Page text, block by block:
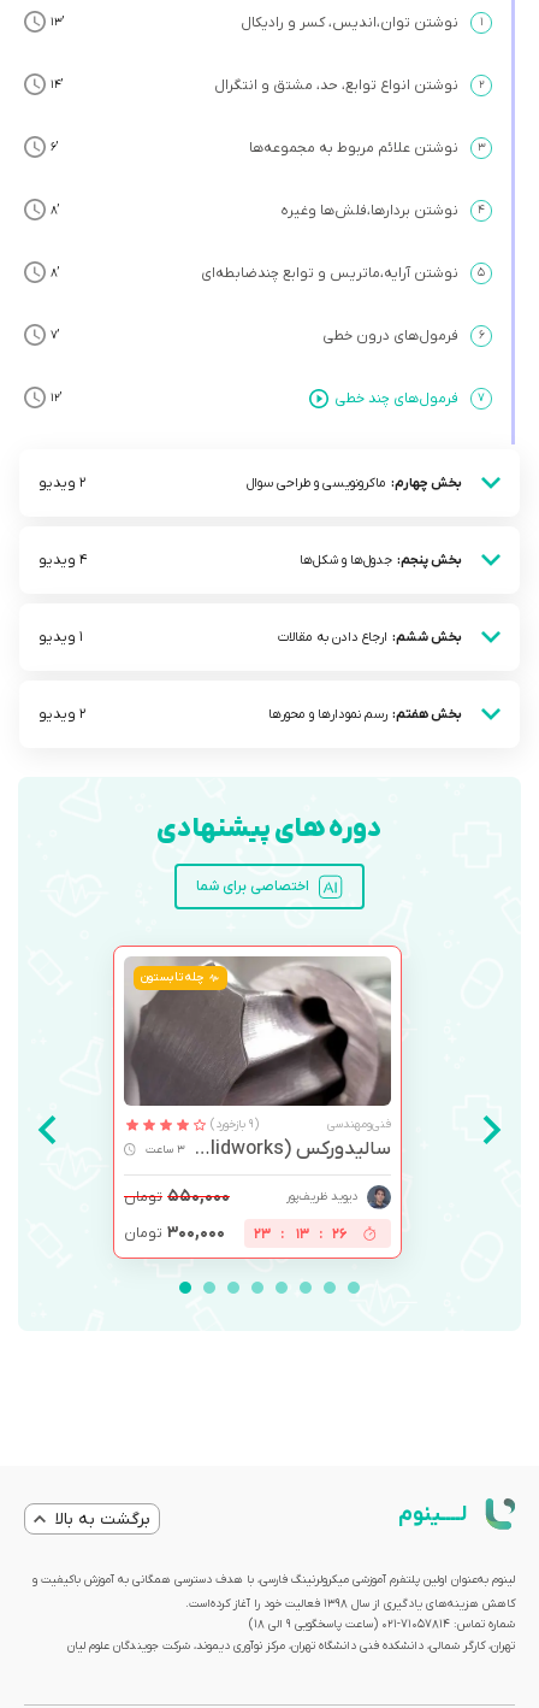
۱ نوشتن توان،اندیس، کسر و رادیکال ’13
۲ نوشتن انواع توابع، حد، مشتق و انتگرال ’14
۳ نوشتن علائم مربوط به مجموعه‌ها ’6
۴ نوشتن بردارها،فلش‌ها وغیره ’8
۵ نوشتن آرایه،ماتریس و توابع چندضابطه‌ای ’8
۶ فرمول‌های درون خطی ’7
۷ فرمول‌های چند خطی ’12
بخش چهارم: ماکرونویسی و طراحی سوال 2 ویدیو
بخش پنجم: جدول‌ها و شکل‌ها 4 ویدیو
بخش ششم: ارجاع دادن به مقالات 1 ویدیو
بخش هفتم: رسم نمودارها و محورها 2 ویدیو
دوره های پیشنهادی
اختصاصی برای شما
چله تابستون
فنی‌ومهندسی (9 بازخورد)
سالیدورکس (Solidworks) 3 ساعت
دیوید ظریف‌پور ۵۵۰,۰۰۰ تومان
26
:
13
:
23 ۳۰۰,۰۰۰ تومان
لــــینوم برگشت به بالا
لینوم به‌عنوان اولین پلتفرم آموزشی میکرولرنینگ فارسی، با هدف دسترسی همگانی به آموزش باکیفیت و
کاهش هزینه‌های یادگیری از سال 1398 فعالیت خود را آغاز کرده‌است.
شماره تماس: 71057814-021 (ساعت پاسخگویی ۹ الی ۱۸)
تهران، کارگر شمالی، دانشکده فنی دانشگاه تهران، مرکز نوآوری دیموند، شرکت جویندگان علوم لیان